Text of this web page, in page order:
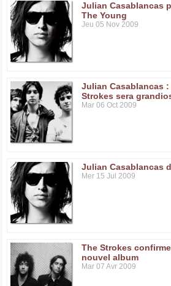
Julian Casablancas
The Young
Jeu 05 Nov 2009
Julian Casablancas
Strokes sera
Mar 06 Oct 2009
Julian Casablancas
Mer 15 Jul 2009
The Strokes
nouvel album
Mar 07 Avr 2009